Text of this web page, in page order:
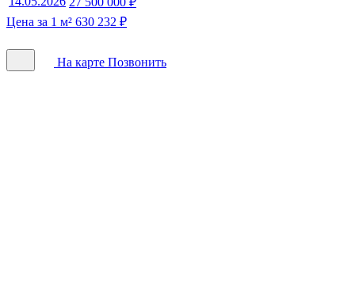
Цена за 1 м² 630 232 ₽
На карте Позвонить